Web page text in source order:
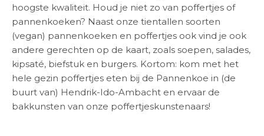
hoogste kwaliteit. Houd je niet zo van poffertjes of
pannenkoeken? Naast onze tientallen soorten
(vegan) pannenkoeken en poffertjes ook vind je ook
andere gerechten op de kaart, zoals soepen, salades,
kipsaté, biefstuk en burgers. Kortom: kom met het
hele gezin poffertjes eten bij de Pannenkoe in (de
buurt van) Hendrik-Ido-Ambacht en ervaar de
bakkunsten van onze poffertjeskunstenaars!